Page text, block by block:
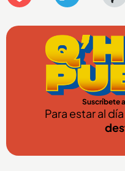
Suscríbete
Para estar al